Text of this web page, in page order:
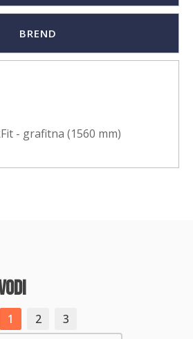
BREND
- grafitna (1560 mm)
1 2
3